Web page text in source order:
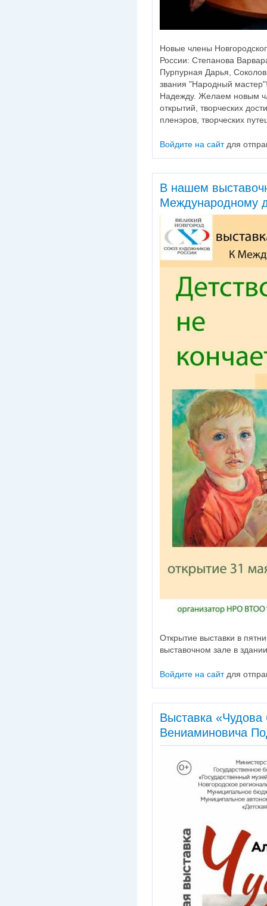
Новые члены
России: Степанова
Пурпурная Дарья,
звания "Народный
Надежду. Желаем новым
открытий, творческих
пленэров, творческих
Войдите на сайтдля
В нашем
Международному
Открытие выставки в
выставочном зале в
Войдите на сайтдля
Выставка
Вениаминовича